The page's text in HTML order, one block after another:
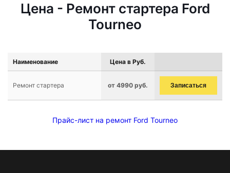
Цена - Ремонт стартера Ford
Tourneo
Наименование Цена в Руб.
Ремонт стартера от 4990 руб. Записаться
Прайс-лист на ремонт Ford Tourneo